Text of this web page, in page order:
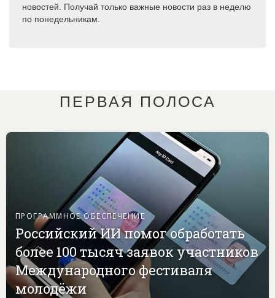
новостей. Получай только важные новости раз в неделю
по понедельникам.
ПЕРВАЯ ПОЛОСА
ПРОГРАММНОЕ ОБЕСПЕЧЕНИЕ
Российский ИИ помог обработать
более 100 тысяч заявок участников
Международного фестиваля
молодёжи